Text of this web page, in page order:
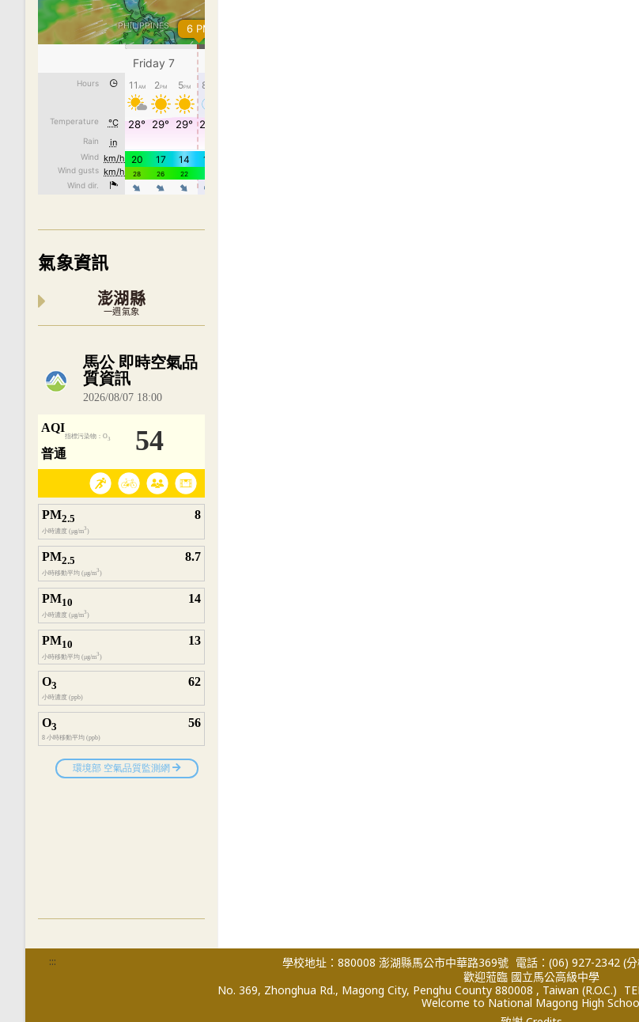
氣象資訊
澎湖縣
一週氣象
內嵌空氣品質小工具為視覺預覽，完整即時空氣品質資料請開啟
::: 學校地址：880008 澎湖縣馬公市中華路369號 電話：(06) 927-2342 (
歡迎蒞臨 國立馬公高級中學
No. 369, Zhonghua Rd., Magong City, Penghu County 880008 , Taiwan (R.O.C.)
Welcome to National Magong High